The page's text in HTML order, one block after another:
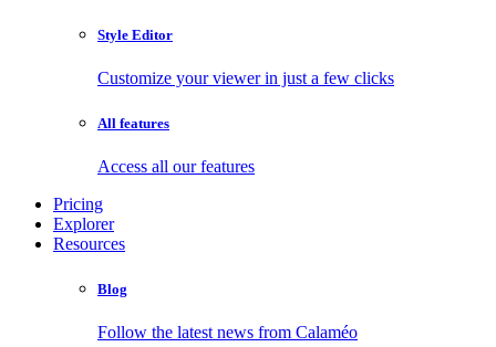
Style Editor
Customize your viewer in just a few clicks
All features
Access all our features
Pricing
Explorer
Resources
Blog
Follow the latest news from Calaméo